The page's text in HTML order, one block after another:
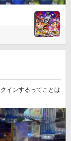
インするってことは